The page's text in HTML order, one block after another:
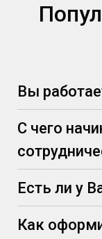
Вы
С чего
Есть ли у
Как